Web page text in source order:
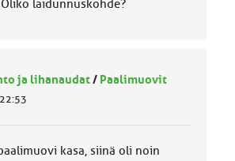
laidunnuskohde?
ja lihanaudat/ Paalimuovit
kasa, siinä oli noin